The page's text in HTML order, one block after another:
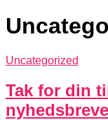
Uncategorized
Tak for din